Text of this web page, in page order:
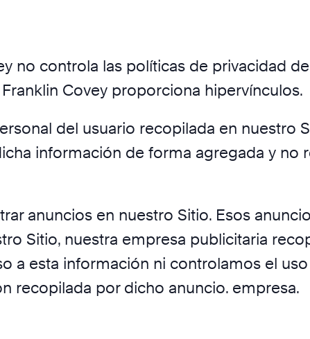
no controla las políticas de privacidad
Covey proporciona hipervínculos.
del usuario recopilada en nuestro
información de forma agregada y no
anuncios en nuestro Sitio. Esos
Sitio, nuestra empresa publicitaria
a esta información ni controlamos el
recopilada por dicho anuncio. empresa.